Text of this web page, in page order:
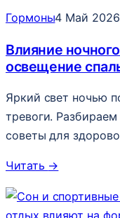
Гормоны4 Май 2026
Влияние
освещение
Яркий свет ночью
тревоги.
советы для
Читать →